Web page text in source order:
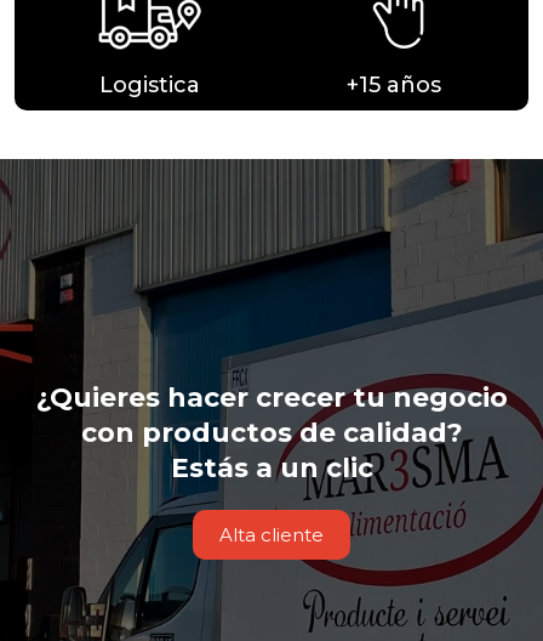
Logistica +15 años
¿Quieres hacer crecer tu negocio
con productos de calidad?
Estás a un clic
Alta cliente